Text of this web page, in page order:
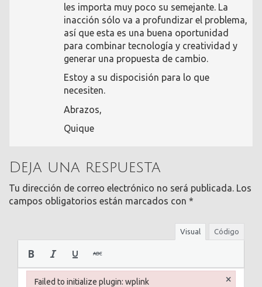
les importa muy poco su semejante. La
inacción sólo va a profundizar el problema,
así que esta es una buena oportunidad
para combinar tecnología y creatividad y
generar una propuesta de cambio.
Estoy a su dispocisión para lo que
necesiten.
Abrazos,
Quique
Deja una respuesta
Tu dirección de correo electrónico no será publicada. Los
campos obligatorios están marcados con *
Visual Código
Failed to initialize plugin: wplink ×